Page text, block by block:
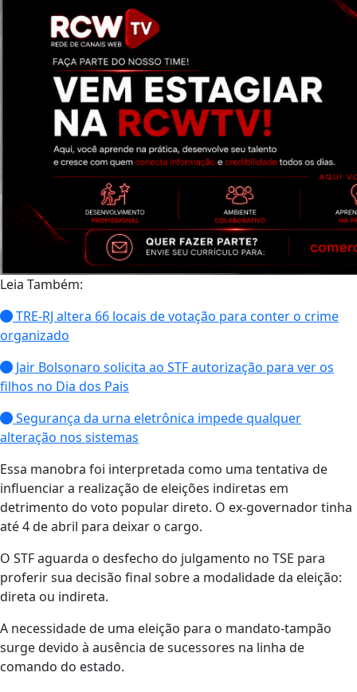
Leia Também:
TRE-RJ altera 66 locais de votação para conter o crime
organizado
Jair Bolsonaro solicita ao STF autorização para ver os
filhos no Dia dos Pais
Segurança da urna eletrônica impede qualquer
alteração nos sistemas
Essa manobra foi interpretada como uma tentativa de
influenciar a realização de eleições indiretas em
detrimento do voto popular direto. O ex-governador tinha
até 4 de abril para deixar o cargo.
O STF aguarda o desfecho do julgamento no TSE para
proferir sua decisão final sobre a modalidade da eleição:
direta ou indireta.
A necessidade de uma eleição para o mandato-tampão
surge devido à ausência de sucessores na linha de
comando do estado.